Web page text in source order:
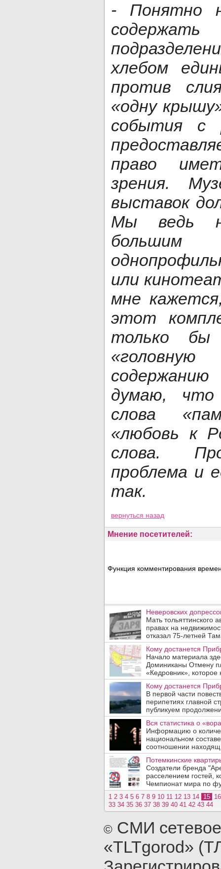
- Понятно
содержать
хлебом
против
«одну
события с
право
зрения.
выставок
Мы ведь
большим
или
мне
этот
только
думаю, что
слова
«любовь к
слова.
проблема и
так.
вернуться назад
Мнение посетителей:
Функция комментирования
Неверовских
Мать тольяттинского
правах на
отказал 75-летней
Кому достанется
Начало материала
Доминиканы Отмену
«Кедровник»,
Кому достанется
В первой части
перипетиях главной
публикуем
Вся статистика о
Информацию о
национальном
соотношении
Потемкинские
Создатели бренда
расселением гостей,
Чемпионат мира по
1 2 3 4 5 6 7 8 9 10 11 12 13 14 15 16
33 34 35 36 37 38 39 40 41 42 43 44
© СМИ
«TLTgorod»